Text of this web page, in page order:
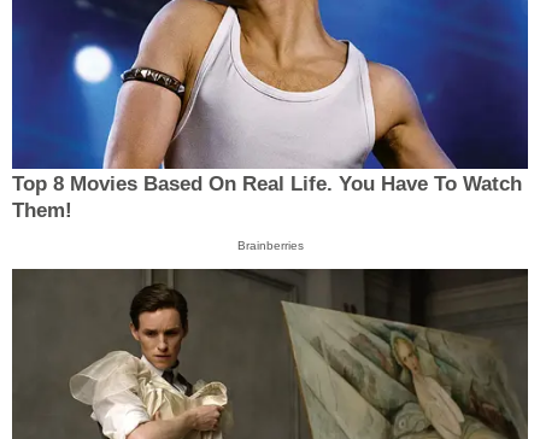
Top 8 Movies Based On Real Life. You Have To Watch
Them!
Brainberries